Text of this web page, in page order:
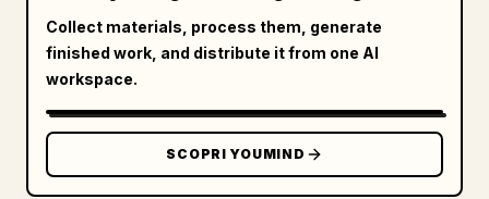
Chiedi all'utente di caricare una propria
foto come riferimento principale del
soggetto. Utilizza la persona caricata come
base per creare scatti di viaggio in
solitaria in formato cinematografico a tre
fotogrammi, concentrandoti sulla composizione
a trittico, sulla color grading e
Collect materials, process them, generate
finished work, and distribute it from one AI
workspace.
SCOPRI YOUMIND